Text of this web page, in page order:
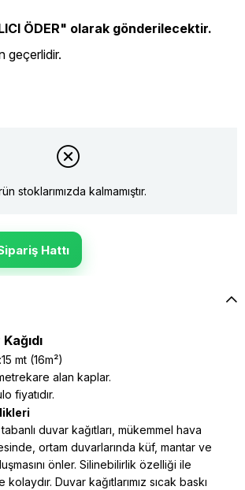
ÖDER" olarak gönderilecektir.
geçerlidir.
stoklarımızda kalmamıştır.
Hattı
mt (16m²)
alan kaplar.
fiyatıdır.
duvar kağıtları, mükemmel hava
ortam duvarlarında küf, mantar ve
önler. Silinebilirlik özelliği ile
Duvar kağıtlarımız sıcak baskı